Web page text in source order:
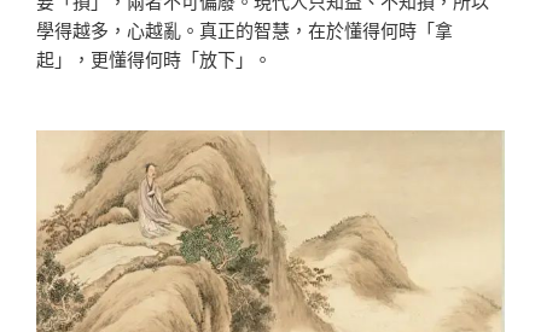
學得越多，心越亂。真正的智慧，在於懂得何時「拿
起」，更懂得何時「放下」。